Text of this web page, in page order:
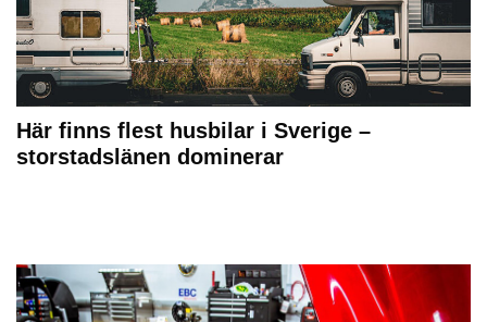
Här finns flest husbilar i Sverige –
storstadslänen dominerar